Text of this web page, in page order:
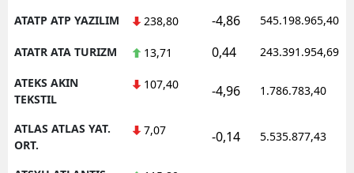
ATATP ATP YAZILIM 238,80 -4,86 545.198.965,40
ATATR ATA TURIZM 13,71 0,44 243.391.954,69
ATEKS AKIN
TEKSTIL
107,40 -4,96 1.786.783,40
ATLAS ATLAS YAT.
ORT.
7,07 -0,14 5.535.877,43